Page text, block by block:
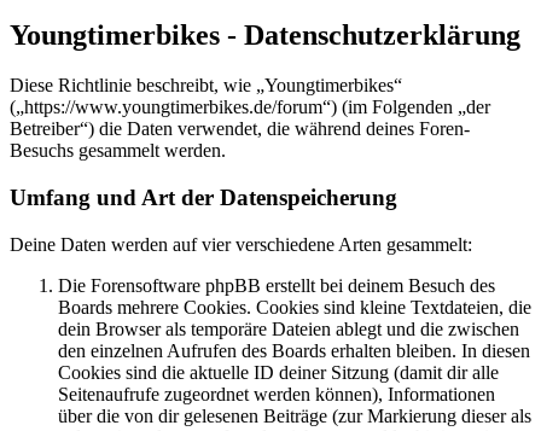
Youngtimerbikes - Datenschutzerklärung
Diese Richtlinie beschreibt, wie „Youngtimerbikes“
(„https://www.youngtimerbikes.de/forum“) (im Folgenden „der
Betreiber“) die Daten verwendet, die während deines Foren-
Besuchs gesammelt werden.
Umfang und Art der Datenspeicherung
Deine Daten werden auf vier verschiedene Arten gesammelt:
Die Forensoftware phpBB erstellt bei deinem Besuch des
Boards mehrere Cookies. Cookies sind kleine Textdateien, die
dein Browser als temporäre Dateien ablegt und die zwischen
den einzelnen Aufrufen des Boards erhalten bleiben. In diesen
Cookies sind die aktuelle ID deiner Sitzung (damit dir alle
Seitenaufrufe zugeordnet werden können), Informationen
über die von dir gelesenen Beiträge (zur Markierung dieser als